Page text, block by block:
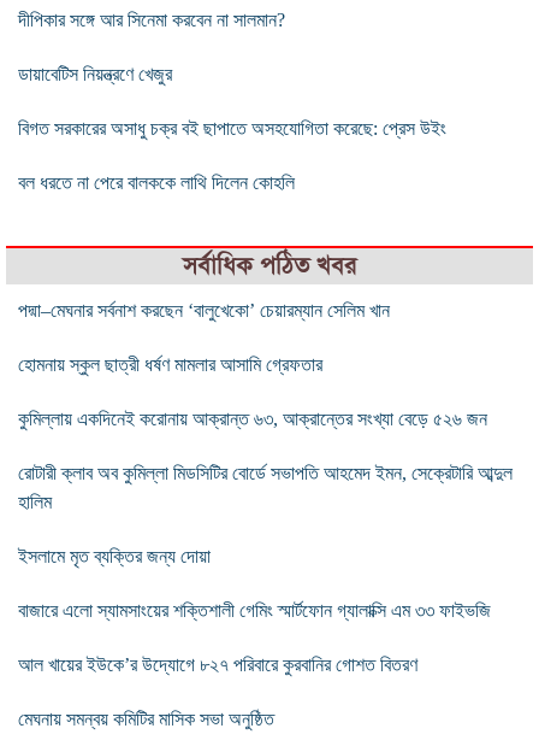
দীপিকার সঙ্গে আর সিনেমা করবেন না সালমান?
ডায়াবেটিস নিয়ন্ত্রণে খেজুর
বিগত সরকারের অসাধু চক্র বই ছাপাতে অসহযোগিতা করেছে: প্রেস উইং
বল ধরতে না পেরে বালককে লাথি দিলেন কোহলি
সর্বাধিক পঠিত খবর
পদ্মা–মেঘনার সর্বনাশ করছেন ‘বালুখেকো’ চেয়ারম্যান সেলিম খান
হোমনায় স্কুল ছাত্রী ধর্ষণ মামলার আসামি গ্রেফতার
কুমিল্লায় একদিনেই করোনায় আক্রান্ত ৬৩, আক্রান্তের সংখ্যা বেড়ে ৫২৬ জন
রোটারী ক্লাব অব কুমিল্লা মিডসিটির বোর্ডে সভাপতি আহমেদ ইমন, সেক্রেটারি আব্দুল
হালিম
ইসলামে মৃত ব্যক্তির জন্য দোয়া
বাজারে এলো স্যামসাংয়ের শক্তিশালী গেমিং স্মার্টফোন গ্যালাক্সি এম ৩৩ ফাইভজি
আল খায়ের ইউকে’র উদ্যোগে ৮২৭ পরিবারে কুরবানির গোশত বিতরণ
মেঘনায় সমন্বয় কমিটির মাসিক সভা অনুষ্ঠিত